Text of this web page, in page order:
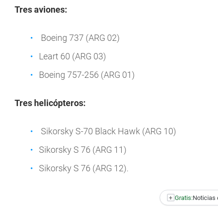
Tres aviones:
Boeing 737 (ARG 02)
Leart 60 (ARG 03)
Boeing 757-256 (ARG 01)
Tres helicópteros:
Sikorsky S-70 Black Hawk (ARG 10)
Sikorsky S 76 (ARG 11)
Sikorsky S 76 (ARG 12).
+ Gratis:Noticias